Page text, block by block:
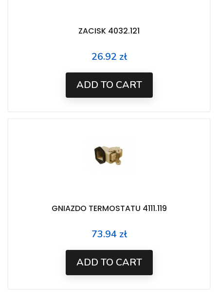
ZACISK 4032.121
Price
26.92 zł
ADD TO CART
GNIAZDO TERMOSTATU 4111.119
Price
73.94 zł
ADD TO CART